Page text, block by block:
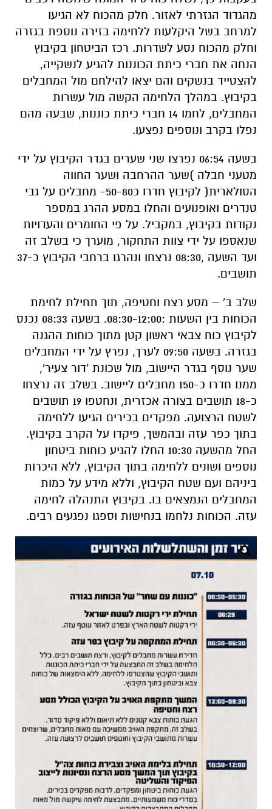
מהגדוד הגזרתי לאזור. חלק מהכוח לא הגיעו
למרחב בשל היקלעות ללחימה בזירה נוספת בגזרה
וחלק מהכוח נסע לשדרות. רכז הביטחון בקיבוץ
הנחה את חברי כיתת הכוננות להגיע לנשקייה,
להצטייד בנשקים והם יצאו להילחם מול המחבלים
בקיבוץ. במהלך הלחימה הקשה מול עשרות
המחבלים, לחמו 14 חברי כיתת כוננות, שבעה מהם
נפלו בקרב ונוספים נפצעו.
בשעה 06:54 נפרצו שני שערים בגדר הקיבוץ על ידי
מטעני חבלה )שער ההרחבה ושער החווה
הסולארית( לקיבוץ חדרו כ50-80- מחבלים על גבי
טנדרים ואופנועים והחלו במסע ההרג במספר
נקודות בקיבוץ, במקביל. על פי החומרים והעדויות
שנאספו על ידי צוות התחקור, מוערך כי בשלב זה
ועד השעה ,08:30 נרצחו ונהרגו ברחבי הקיבוץ כ-37
תושבים.
שלב ב' – מסע רצח וחטיפה, תוך תחילת לחימת
הכוחות בין השעות :08:30-12:00. בשעה 08:33 נכנס
לקיבוץ כוח צבאי ראשון קטן מתוך כוחות ההגנה
בגזרה. בשעה 09:50 לערך, נפרץ על ידי המחבלים
שער נוסף בגדר היישוב, מול שכונת 'דור צעיר',
ממנו חדרו כ-150 מחבלים ליישוב. בשלב זה נרצחו
כ-18 תושבים בצורה אכזרית, ונחטפו 19 תושבים
לשטח הרצועה. מפקדים בכירים הגיעו ללחימה
בתוך כפר עזה ובהמשך, פיקדו על הקרב בקיבוץ.
החל מהשעה 10:30 החלו להגיע כוחות ביטחון
נוספים ושונים ללחימה בתוך הקיבוץ, ללא היכרות
ביניהם ועם שטח הקיבוץ, וללא מידע על כמות
המחבלים הנמצאים בו. בקיבוץ התנהלה לחימה
עזה. הכוחות נלחמו בנחישות וספגו נפגעים רבים.